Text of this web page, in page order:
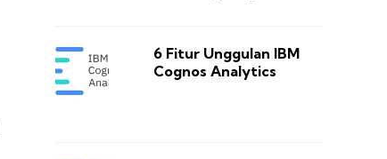
6 Fitur Unggulan IBM
Cognos Analytics